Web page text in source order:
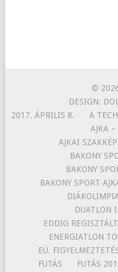
©
DESIGN:
2017. ÁPRILIS 8.
A
AJKA
AJKAI
BAKONY
BAKONY
BAKONY SPORT
DUATLON
EDDIG
ENERGIATLON
EÜ.
FUTÁS
FUTÁS